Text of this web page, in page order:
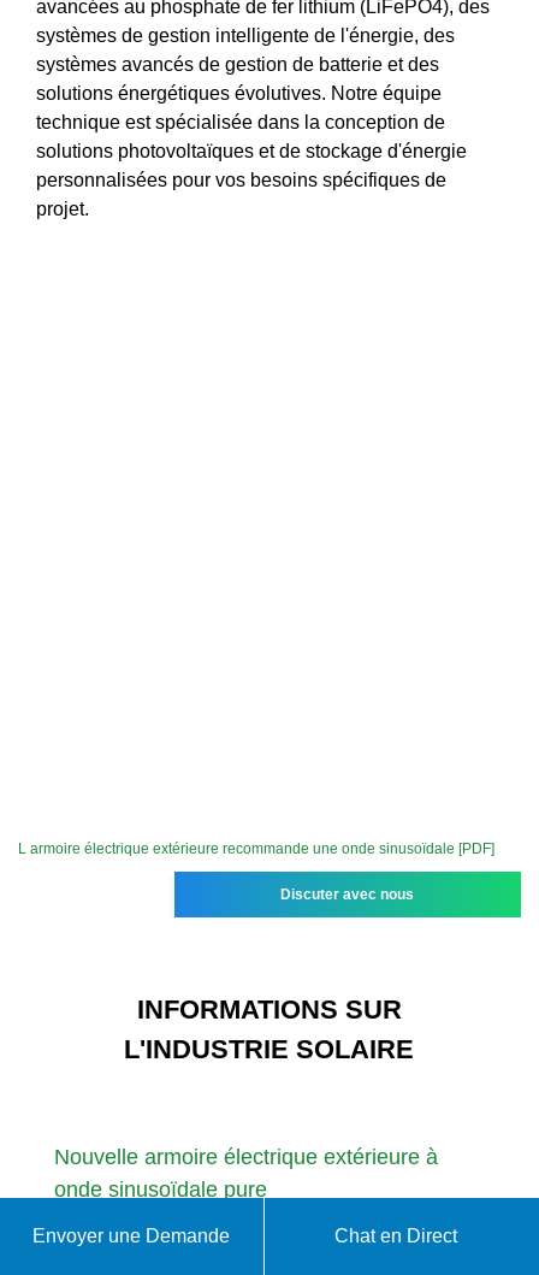
avancées au phosphate de fer lithium (LiFePO4), des
systèmes de gestion intelligente de l'énergie, des
systèmes avancés de gestion de batterie et des
solutions énergétiques évolutives. Notre équipe
technique est spécialisée dans la conception de
solutions photovoltaïques et de stockage d'énergie
personnalisées pour vos besoins spécifiques de
projet.
L armoire électrique extérieure recommande une onde sinusoïdale [PDF]
Discuter avec nous
INFORMATIONS SUR
L'INDUSTRIE SOLAIRE
Nouvelle armoire électrique extérieure à
onde sinusoïdale pure
Envoyer une Demande Chat en Direct